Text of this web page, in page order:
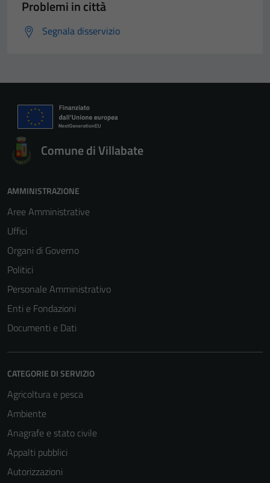
Problemi in città
Segnala disservizio
Comune di Villabate
AMMINISTRAZIONE
Aree Amministrative
Uffici
Organi di Governo
Politici
Personale Amministrativo
Enti e Fondazioni
Documenti e Dati
CATEGORIE DI SERVIZIO
Agricoltura e pesca
Ambiente
Anagrafe e stato civile
Appalti pubblici
Autorizzazioni